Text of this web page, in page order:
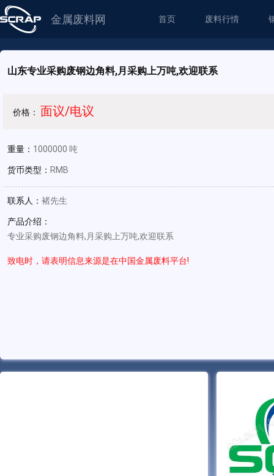
金属废料网 首页 废料行情
山东专业采购废钢边角料,月采购上万吨,欢迎联系
价格： 面议/电议
重量： 1000000 吨
货币类型： RMB
联系人： 褚先生
产品介绍：
专业采购废钢边角料,月采购上万吨,欢迎联系
致电时，请表明信息来源是在中国金属废料平台!